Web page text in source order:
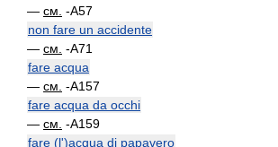
— см. -A57
non fare un accidente
— см. -A71
fare acqua
— см. -A157
fare acqua da occhi
— см. -A159
fare (l')acqua di papavero